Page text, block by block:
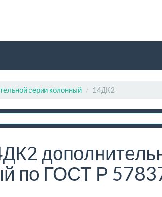
серии колонный 14ДК2
по ГОСТ Р